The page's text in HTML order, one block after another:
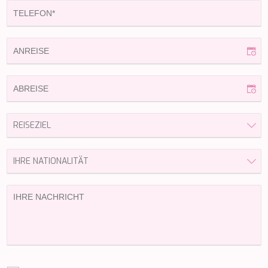
HEEUS
HP6
IDYLLE
INFINITAS
INSIEME
JAJARO'
JASALI II
JOY ME
KALINDA